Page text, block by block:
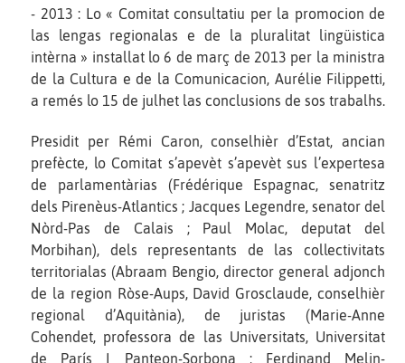
- 2013 : Lo « Comitat consultatiu per la promocion de
las lengas regionalas e de la pluralitat lingüistica
intèrna » installat lo 6 de març de 2013 per la ministra
de la Cultura e de la Comunicacion, Aurélie Filippetti,
a remés lo 15 de julhet las conclusions de sos trabalhs.
Presidit per Rémi Caron, conselhièr d’Estat, ancian
prefècte, lo Comitat s’apevèt s’apevèt sus l’expertesa
de parlamentàrias (Frédérique Espagnac, senatritz
dels Pirenèus-Atlantics ; Jacques Legendre, senator del
Nòrd-Pas de Calais ; Paul Molac, deputat del
Morbihan), dels representants de las collectivitats
territorialas (Abraam Bengio, director general adjonch
de la region Ròse-Aups, David Grosclaude, conselhièr
regional d’Aquitània), de juristas (Marie-Anne
Cohendet, professora de las Universitats, Universitat
de París I Panteon-Sorbona ; Ferdinand Melin-